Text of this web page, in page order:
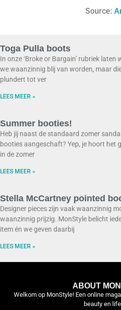
Source:
Toga Pulla boots
In onze ‘Broke or Bargain’ rubriek laten
we waanzinnig blij van worden, maar
plundert tot ver
LEES MEER »
Summer booties!
Heb jij naast de standaard zomer
booties aangeschaft? Yep, je hoort het
in de zomer
LEES MEER »
Stella McCartney pointed
Designer pieces zijn vaak waanzinnig
waanzinnig prijzig. MonStyle belicht
item én we geven daarbij
LEES MEER »
ABOUT
Welkom op MonStyle! Een online
beauty en